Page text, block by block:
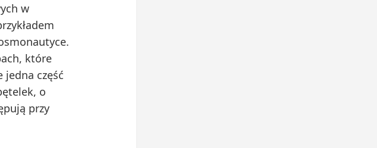
w
które
jedna część
o
przy